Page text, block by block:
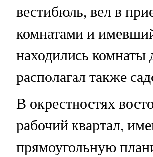
вестибюль, вел в
комнатами и
находились
располагал также
В окрестностях
рабочий квартал,
прямоугольную